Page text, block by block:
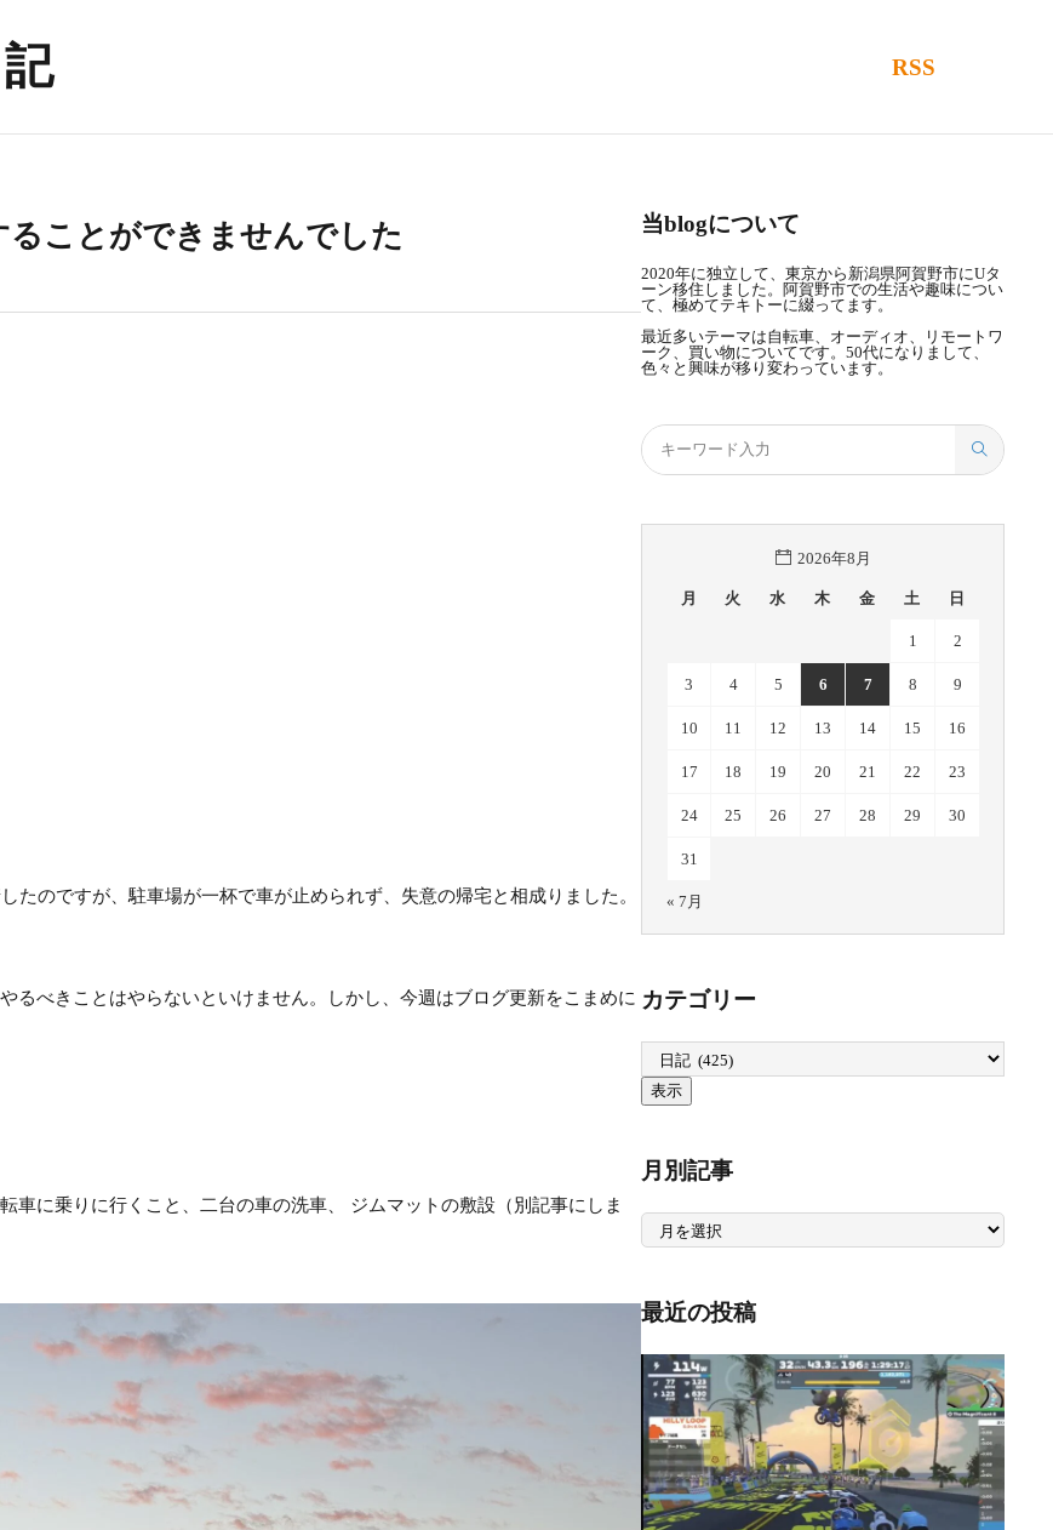
RSS
ことができませんでした
のですが、駐車場が一杯で車が止められず、失意の帰宅と相成りました。
るべきことはやらないといけません。しかし、今週はブログ更新をこまめに
車に乗りに行くこと、二台の車の洗車、 ジムマットの敷設（別記事にしま
当blogについて
2020年に独立して、東京から新潟県阿賀野市にUタ
ーン移住しました。阿賀野市での生活や趣味につい
て、極めてテキトーに綴ってます。
最近多いテーマは自転車、オーディオ、リモートワ
ーク、買い物についてです。50代になりまして、
色々と興味が移り変わっています。
2026年8月
月 火 水 木 金 土 日
1 2
3 4 5 6 7 8 9
10 11 12 13 14 15 16
17 18 19 20 21 22 23
24 25 26 27 28 29 30
31
« 7月
カテゴリー
月別記事
月
記
最近の投稿